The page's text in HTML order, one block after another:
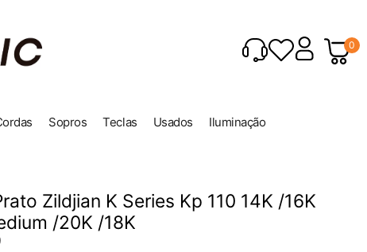
0
Sopros Teclas Usados Iluminação
Zildjian K Series Kp 110 14K /16K
/20K /18K